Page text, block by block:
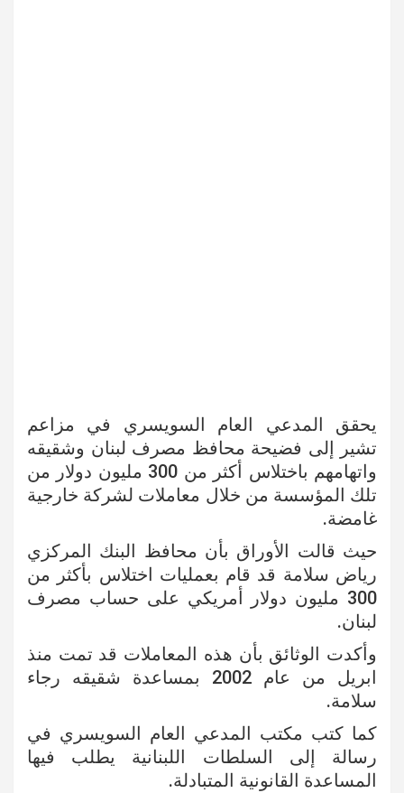
يحقق المدعي العام السويسري في مزاعم
تشير إلى فضيحة محافظ مصرف لبنان وشقيقه
واتهامهم باختلاس أكثر من 300 مليون دولار من
تلك المؤسسة من خلال معاملات لشركة خارجية
غامضة.
حيث قالت الأوراق بأن محافظ البنك المركزي
رياض سلامة قد قام بعمليات اختلاس بأكثر من
300 مليون دولار أمريكي على حساب مصرف
لبنان.
وأكدت الوثائق بأن هذه المعاملات قد تمت منذ
ابريل من عام 2002 بمساعدة شقيقه رجاء
سلامة.
كما كتب مكتب المدعي العام السويسري في
رسالة إلى السلطات اللبنانية يطلب فيها
المساعدة القانونية المتبادلة.